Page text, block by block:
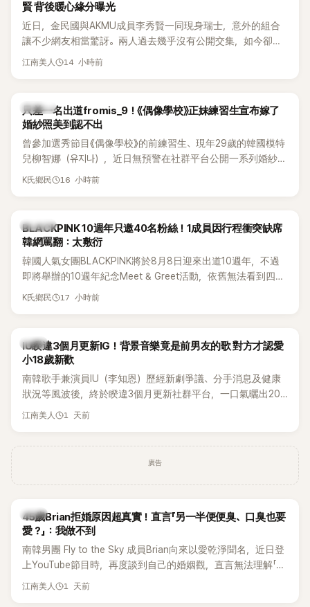
賢 背後暖心緣分曝光
近日，金民國與AKMU成員李秀賢一同現身瑞士，意外的組合
讓不少網友相當驚訝。兩人過去幾乎沒有公開交集，如今卻一
起踏上瑞士之旅，也讓粉絲紛紛好奇：「他們到底是怎麼認識
江南美人 14 小時前
K-POP
只差一名出道fromis_9！《偶像學校》正妹練習生宣布嫁了
婚紗照美到認不出
曾參加選秀節目《偶像學校》的前練習生、現年29歲的韓國模特
兒柳智娜（유지나），近日無預警在社群平台公開一系列婚紗
照，親自宣布即將步入婚姻，消息曝光後讓不少曾追看節目的
K氏鄉民 16 小時前
K-POP
BLACKPINK 10週年只邀40名粉絲！1成員因行程衝突缺席
韓網罵翻：太敷衍
韓國人氣女團BLACKPINK將於8月8日迎來出道10週年，不過
即將舉辦的10週年紀念Meet & Greet活動，依舊無法看到四人
合體。根據韓媒《MyDaily》7日報導，當天將由Jisoo（智秀）、
K氏鄉民 17 小時前
韓星
IU睽違3個月更新IG！背景音樂竟是前男友的歌 對方才認愛
小18歲新歡
南韓歌手兼演員IU（李知恩）歷經新劇爭議、分手消息及健康
狀況等風波後，終於睽違3個月更新社群平台，一口氣曬出20
張近況照，讓大批粉絲又驚又喜。不過，比起照片本身，更引
江南美人 1 天前
廣告
韓星
45歲Brian拒婚原因超真實！直言「另一半便便臭、口臭也要
愛？」：我做不到
南韓男團 Fly to the Sky 成員Brian向來以愛乾淨聞名，近日登
上YouTube節目時，再度談到自己的婚姻觀，直言無法理解「連
另一半的口臭、便便臭都要愛」這種說法，更大方表明自己是不
江南美人 1 天前